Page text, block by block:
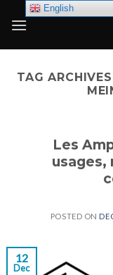
TAG
Les
usages,
POSTED ON
12
Dec
English